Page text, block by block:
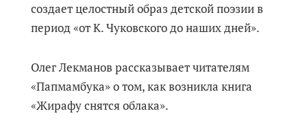
создает целостный образ детской поэзии в
период «от К. Чуковского до наших дней».
Олег Лекманов рассказывает читателям
«Папмамбука» о том, как возникла книга
«Жирафу снятся облака».